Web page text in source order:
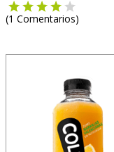
(1 Comentarios)